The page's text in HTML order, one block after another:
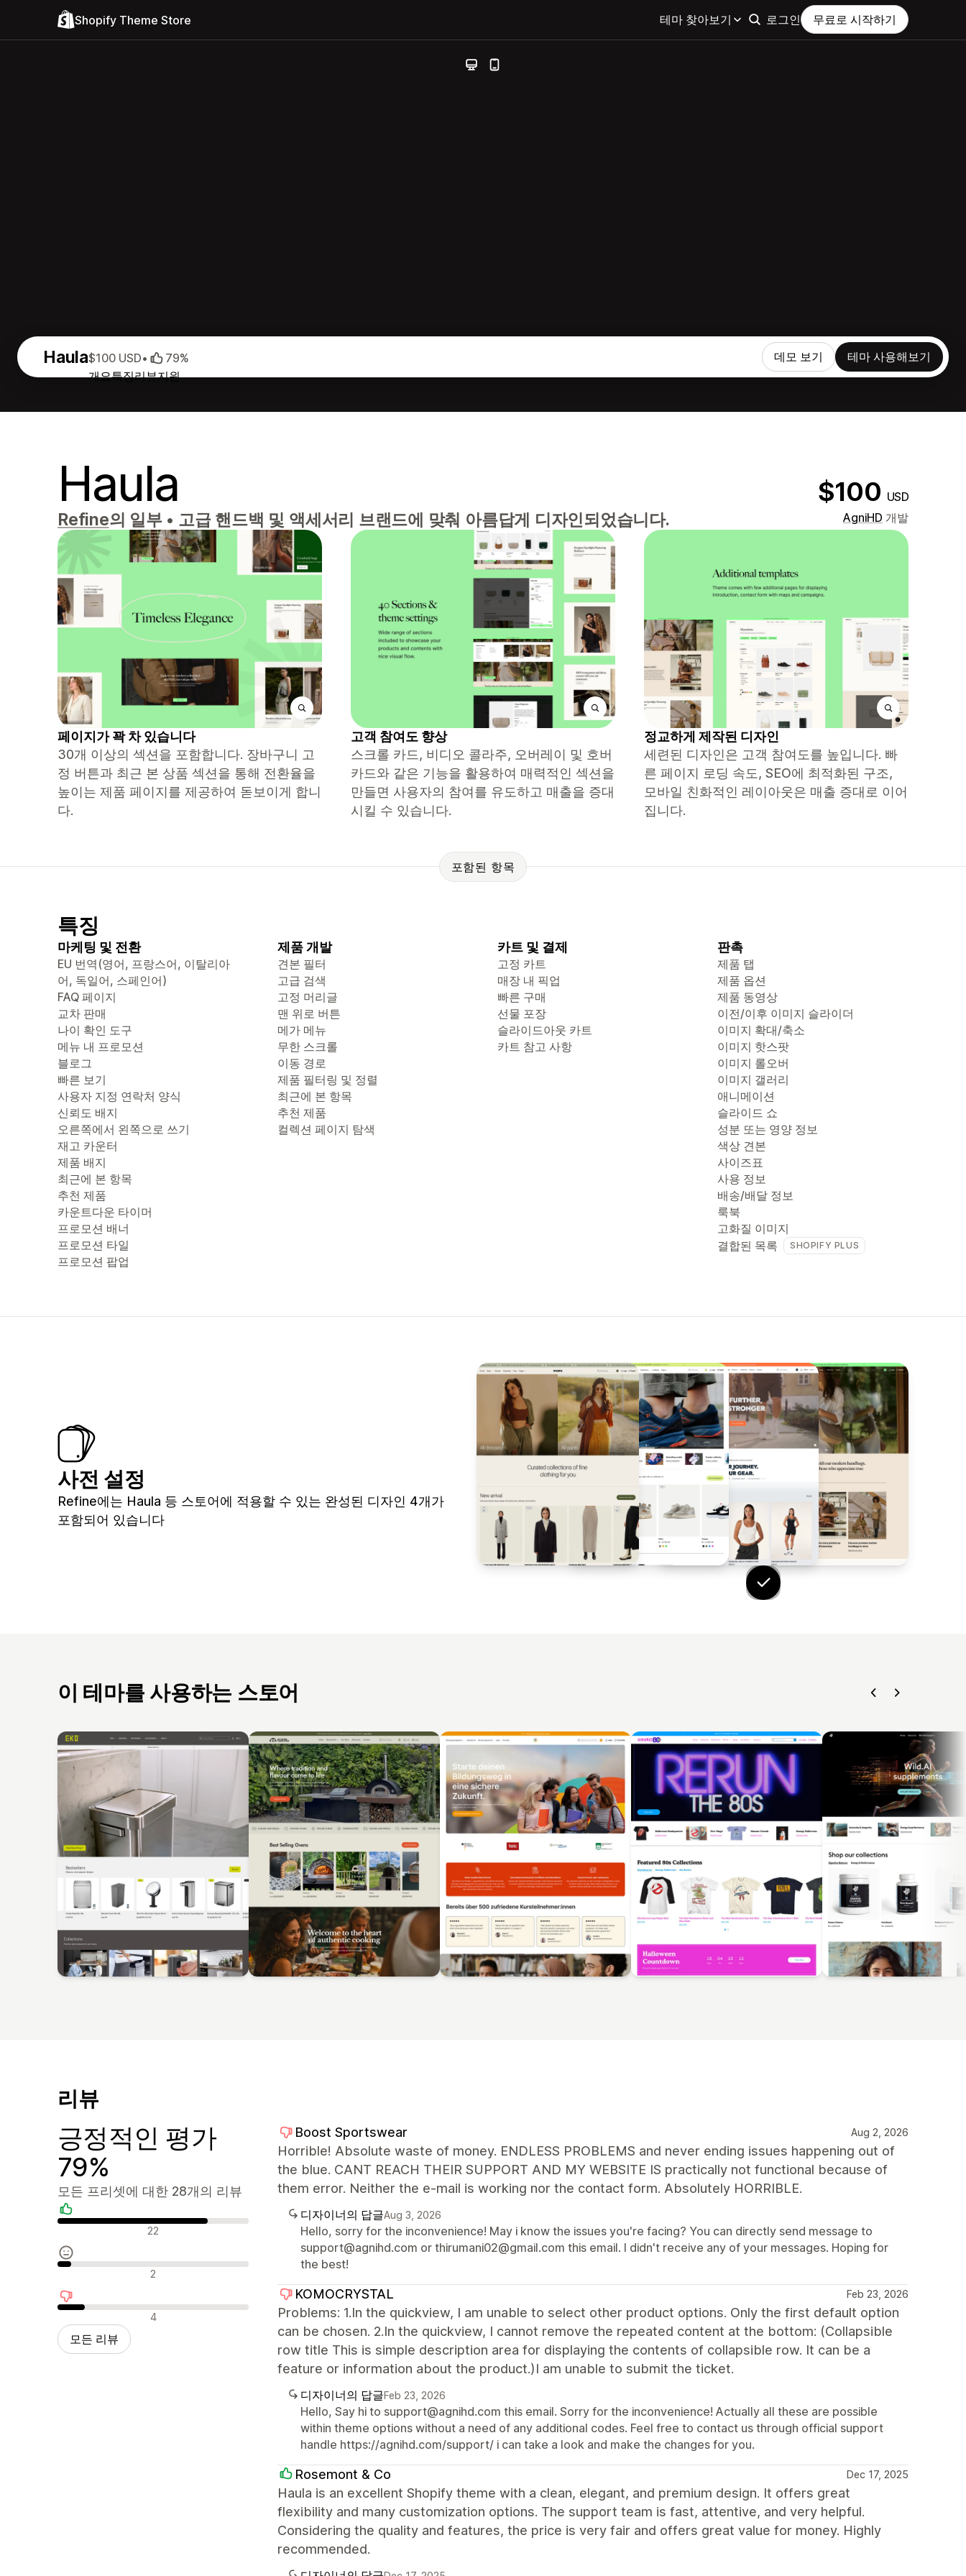
Shopify Theme Store 테마 찾아보기 로그인 무료로 시작하기
Haula
개요특징리뷰지원
$100 USD• 79% 데모 보기 테마 사용해보기
Haula $100 USD
Refine의 일부 • 고급 핸드백 및 액세서리 브랜드에 맞춰 아름답게 디자인되었습니다. AgniHD 개발
페이지가 꽉 차 있습니다
30개 이상의 섹션을 포함합니다. 장바구니 고
정 버튼과 최근 본 상품 섹션을 통해 전환율을
높이는 제품 페이지를 제공하여 돋보이게 합니
다.
고객 참여도 향상
스크롤 카드, 비디오 콜라주, 오버레이 및 호버
카드와 같은 기능을 활용하여 매력적인 섹션을
만들면 사용자의 참여를 유도하고 매출을 증대
시킬 수 있습니다.
정교하게 제작된 디자인
세련된 디자인은 고객 참여도를 높입니다. 빠
른 페이지 로딩 속도, SEO에 최적화된 구조,
모바일 친화적인 레이아웃은 매출 증대로 이어
집니다.
포함된 항목
특징
마케팅 및 전환
EU 번역(영어, 프랑스어, 이탈리아
어, 독일어, 스페인어)
FAQ 페이지
교차 판매
나이 확인 도구
메뉴 내 프로모션
블로그
빠른 보기
사용자 지정 연락처 양식
신뢰도 배지
오른쪽에서 왼쪽으로 쓰기
재고 카운터
제품 배지
최근에 본 항목
추천 제품
카운트다운 타이머
프로모션 배너
프로모션 타일
프로모션 팝업
제품 개발
견본 필터
고급 검색
고정 머리글
맨 위로 버튼
메가 메뉴
무한 스크롤
이동 경로
제품 필터링 및 정렬
최근에 본 항목
추천 제품
컬렉션 페이지 탐색
카트 및 결제
고정 카트
매장 내 픽업
빠른 구매
선물 포장
슬라이드아웃 카트
카트 참고 사항
판촉
제품 탭
제품 옵션
제품 동영상
이전/이후 이미지 슬라이더
이미지 확대/축소
이미지 핫스팟
이미지 롤오버
이미지 갤러리
애니메이션
슬라이드 쇼
성분 또는 영양 정보
색상 견본
사이즈표
사용 정보
배송/배달 정보
룩북
고화질 이미지
결합된 목록
SHOPIFY PLUS
사전 설정
Refine에는 Haula 등 스토어에 적용할 수 있는 완성된 디자인 4개가
포함되어 있습니다
이 테마를 사용하는 스토어
리뷰
긍정적인 평가
79%
모든 프리셋에 대한 28개의 리뷰
긍정적인 리뷰 22
중립적인 리뷰 2
부정적인 리뷰 4
모든 리뷰
Boost Sportswear Aug 2, 2026
Horrible! Absolute waste of money. ENDLESS PROBLEMS and never ending issues happening out of
the blue. CANT REACH THEIR SUPPORT AND MY WEBSITE IS practically not functional because of
them error. Neither the e-mail is working nor the contact form. Absolutely HORRIBLE.
디자이너의 답글Aug 3, 2026
Hello, sorry for the inconvenience! May i know the issues you're facing? You can directly send message to
support@agnihd.com or thirumani02@gmail.com this email. I didn't receive any of your messages. Hoping for
the best!
KOMOCRYSTAL Feb 23, 2026
Problems: 1.In the quickview, I am unable to select other product options. Only the first default option
can be chosen. 2.In the quickview, I cannot remove the repeated content at the bottom: (Collapsible
row title This is simple description area for displaying the contents of collapsible row. It can be a
feature or information about the product.)I am unable to submit the ticket.
디자이너의 답글Feb 23, 2026
Hello, Say hi to support@agnihd.com this email. Sorry for the inconvenience! Actually all these are possible
within theme options without a need of any additional codes. Feel free to contact us through official support
handle https://agnihd.com/support/ i can take a look and make the changes for you.
Rosemont & Co Dec 17, 2025
Haula is an excellent Shopify theme with a clean, elegant, and premium design. It offers great
flexibility and many customization options. The support team is fast, attentive, and very helpful.
Considering the quality and features, the price is very fair and offers great value for money. Highly
recommended.